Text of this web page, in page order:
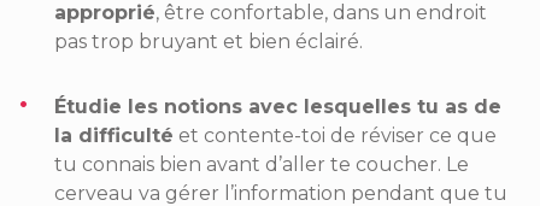
approprié, être confortable, dans un endroit
pas trop bruyant et bien éclairé.
Étudie les notions avec lesquelles tu as de
la difficulté et contente-toi de réviser ce que
tu connais bien avant d’aller te coucher. Le
cerveau va gérer l’information pendant que tu